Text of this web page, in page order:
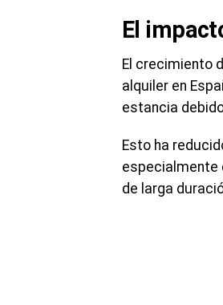
El
El crecimiento
alquiler en
estancia
Esto ha
especialmente
de larga